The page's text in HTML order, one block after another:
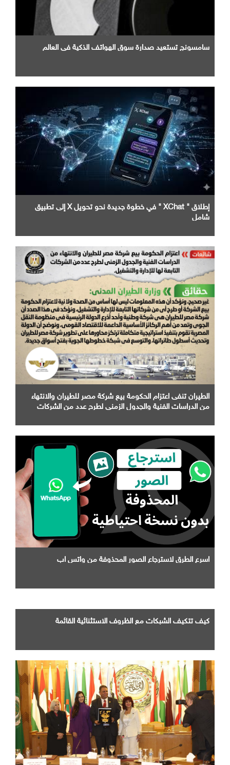
سامسونج تستعيد صدارة سوق الهواتف الذكية في العالم
إطلاق " XChat " في خطوة جديدة نحو تحويل X إلى تطبيق
شامل
الطيران تنفى اعتزام الحكومة بيع شركة مصر للطيران والانتهاء
من الدراسات الفنية والجدول الزمني لطرح عدد من الشركات
اسرع الطرق لاسترجاع الصور المحذوفة من واتس اب
كيف تتكيف الشبكات مع الظروف الاستثنائية القائمة